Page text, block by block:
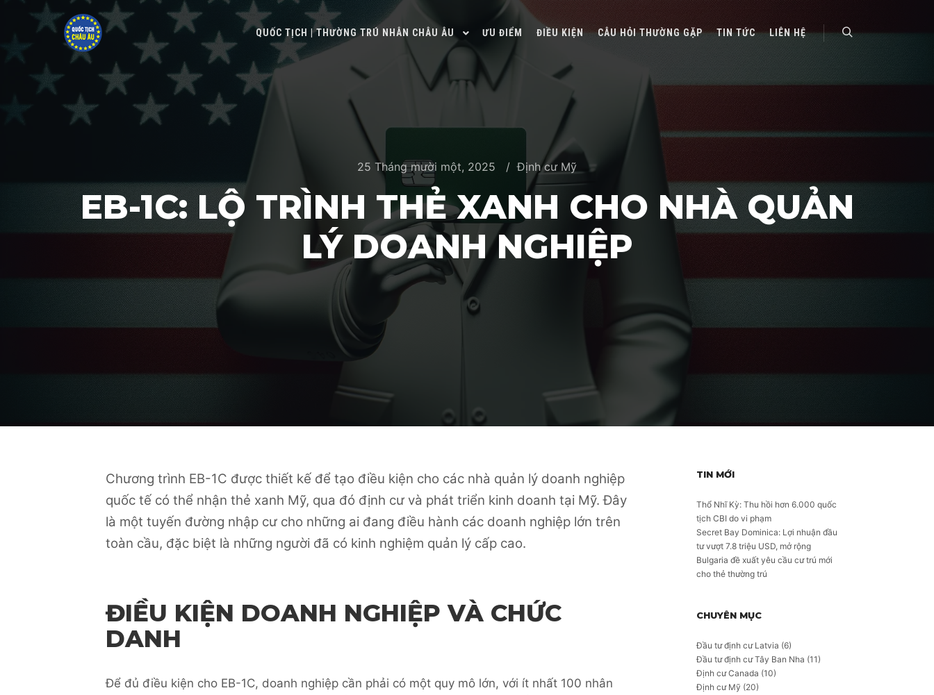
QUỐC TỊCH | THƯỜNG TRÚ NHÂN CHÂU ÂU ƯU ĐIỂM ĐIỀU KIỆN CÂU HỎI THƯỜNG GẶP TIN TỨC LIÊN HỆ
25 Tháng mười một, 2025 Định cư Mỹ
EB-1C: LỘ TRÌNH THẺ XANH CHO NHÀ QUẢN
LÝ DOANH NGHIỆP
Chương trình EB-1C được thiết kế để tạo điều kiện cho các nhà quản lý doanh nghiệp
quốc tế có thể nhận thẻ xanh Mỹ, qua đó định cư và phát triển kinh doanh tại Mỹ. Đây
là một tuyến đường nhập cư cho những ai đang điều hành các doanh nghiệp lớn trên
toàn cầu, đặc biệt là những người đã có kinh nghiệm quản lý cấp cao.
ĐIỀU KIỆN DOANH NGHIỆP VÀ CHỨC
DANH
Để đủ điều kiện cho EB-1C, doanh nghiệp cần phải có một quy mô lớn, với ít nhất 100 nhân
TIN MỚI
Thổ Nhĩ Kỳ: Thu hồi hơn 6.000 quốc
tịch CBI do vi phạm
Secret Bay Dominica: Lợi nhuận đầu
tư vượt 7.8 triệu USD, mở rộng
Bulgaria đề xuất yêu cầu cư trú mới
cho thẻ thường trú
CHUYÊN MỤC
Đầu tư định cư Latvia (6)
Đầu tư định cư Tây Ban Nha (11)
Định cư Canada (10)
Định cư Mỹ (20)